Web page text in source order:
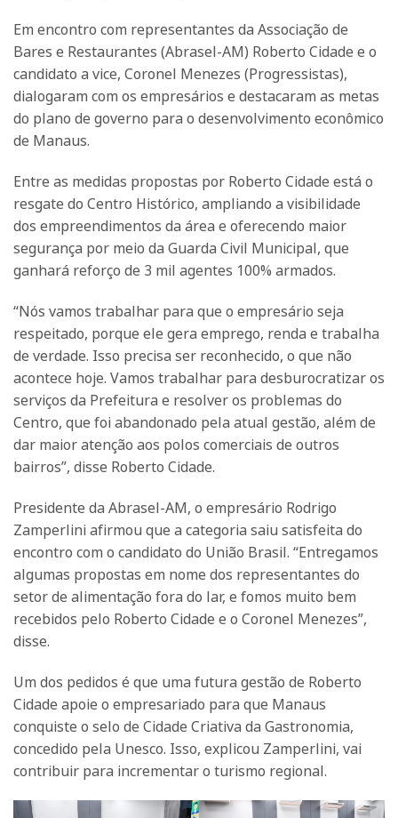
Em encontro com representantes da Associação de
Bares e Restaurantes (Abrasel-AM) Roberto Cidade e o
candidato a vice, Coronel Menezes (Progressistas),
dialogaram com os empresários e destacaram as metas
do plano de governo para o desenvolvimento econômico
de Manaus.
Entre as medidas propostas por Roberto Cidade está o
resgate do Centro Histórico, ampliando a visibilidade
dos empreendimentos da área e oferecendo maior
segurança por meio da Guarda Civil Municipal, que
ganhará reforço de 3 mil agentes 100% armados.
“Nós vamos trabalhar para que o empresário seja
respeitado, porque ele gera emprego, renda e trabalha
de verdade. Isso precisa ser reconhecido, o que não
acontece hoje. Vamos trabalhar para desburocratizar os
serviços da Prefeitura e resolver os problemas do
Centro, que foi abandonado pela atual gestão, além de
dar maior atenção aos polos comerciais de outros
bairros”, disse Roberto Cidade.
Presidente da Abrasel-AM, o empresário Rodrigo
Zamperlini afirmou que a categoria saiu satisfeita do
encontro com o candidato do União Brasil. “Entregamos
algumas propostas em nome dos representantes do
setor de alimentação fora do lar, e fomos muito bem
recebidos pelo Roberto Cidade e o Coronel Menezes”,
disse.
Um dos pedidos é que uma futura gestão de Roberto
Cidade apoie o empresariado para que Manaus
conquiste o selo de Cidade Criativa da Gastronomia,
concedido pela Unesco. Isso, explicou Zamperlini, vai
contribuir para incrementar o turismo regional.